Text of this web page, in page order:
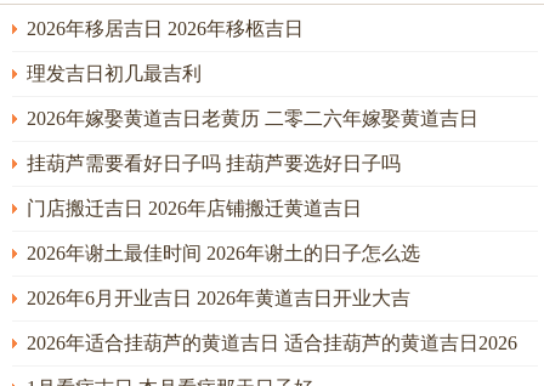
敏，便秘等问题，午火极旺，亦主心脑血管负荷加重，易心
烦失眠，血压不稳；尤须留意农历五月（午月）、六月（未
震动之电器，宜保持洁净明亮，可摆放蓝色地毯或水景摆件
以柔化火气；正北坎宫为岁破三煞位，动土、钻墙、装修为
大忌，若家门朝北或卧室在北，可在门楣之上悬挂祥安阁联
2026年移居吉日 2026年移柩吉日
理发吉日初几最吉利
2026年嫁娶黄道吉日老黄历 二零二六年嫁娶黄道吉日
挂葫芦需要看好日子吗 挂葫芦要选好日子吗
门店搬迁吉日 2026年店铺搬迁黄道吉日
2026年谢土最佳时间 2026年谢土的日子怎么选
2026年6月开业吉日 2026年黄道吉日开业大吉
2026年适合挂葫芦的黄道吉日 适合挂葫芦的黄道吉日2026